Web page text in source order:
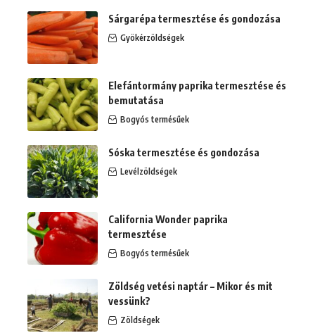
Sárgarépa termesztése és gondozása
Gyökérzöldségek
Elefántormány paprika termesztése és
bemutatása
Bogyós termésűek
Sóska termesztése és gondozása
Levélzöldségek
California Wonder paprika
termesztése
Bogyós termésűek
Zöldség vetési naptár – Mikor és mit
vessünk?
Zöldségek